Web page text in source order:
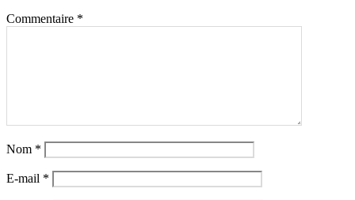
Commentaire *
Nom *
E-mail *